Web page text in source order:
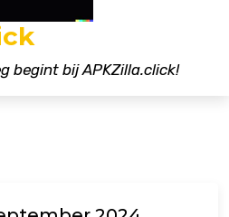
begint bij APKZilla.click!